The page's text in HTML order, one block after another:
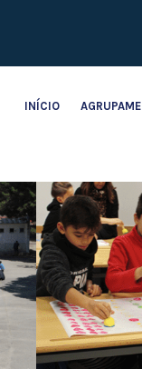
INÍCIO